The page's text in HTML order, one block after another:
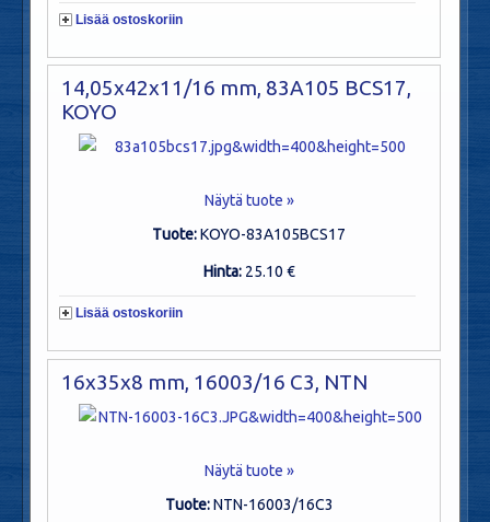
Lisää ostoskoriin
14,05x42x11/16 mm, 83A105 BCS17,
KOYO
Näytä tuote »
Tuote:KOYO-83A105BCS17
Hinta: 25.10 €
Lisää ostoskoriin
16x35x8 mm, 16003/16 C3, NTN
Näytä tuote »
Tuote:NTN-16003/16C3